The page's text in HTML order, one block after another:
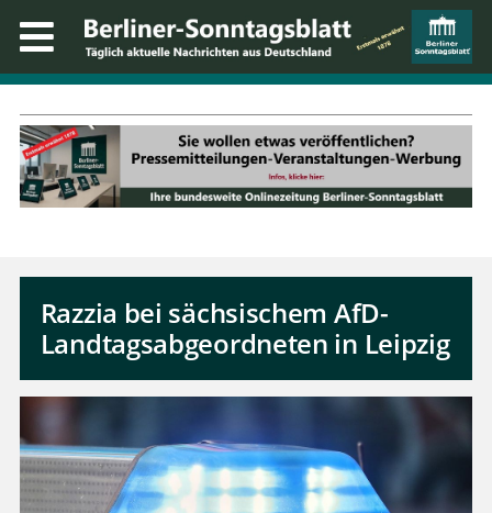
Razzia bei sächsischem AfD-
Landtagsabgeordneten in Leipzig